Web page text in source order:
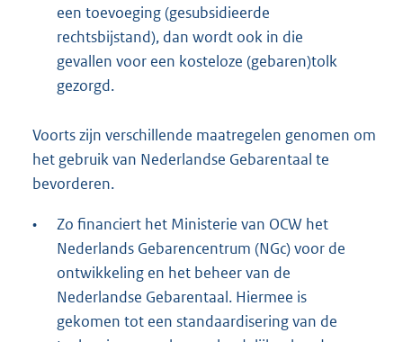
een toevoeging (gesubsidieerde
rechtsbijstand), dan wordt ook in die
gevallen voor een kosteloze (gebaren)tolk
gezorgd.
Voorts zijn verschillende maatregelen genomen om
het gebruik van Nederlandse Gebarentaal te
bevorderen.
•
Zo financiert het Ministerie van OCW het
Nederlands Gebarencentrum (NGc) voor de
ontwikkeling en het beheer van de
Nederlandse Gebarentaal. Hiermee is
gekomen tot een standaardisering van de